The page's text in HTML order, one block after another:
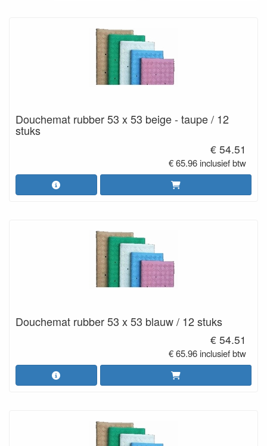
Douchemat rubber 53 x 53 beige - taupe / 12
stuks
€ 54.51
€ 65.96 inclusief btw
Douchemat rubber 53 x 53 blauw / 12 stuks
€ 54.51
€ 65.96 inclusief btw